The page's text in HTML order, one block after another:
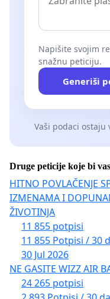
Napišite svojim
snažnu peticiju.
Generiši
Vaši podaci ostaju
Druge peticije koje bi
HITNO POVLAČENJE
IZMENAMA I
ŽIVOTINJA
11 855 potpisi
11 855 Potpisi / 30
30 Jul 2026
NE GASITE WIZZ AIR
24 265 potpisi